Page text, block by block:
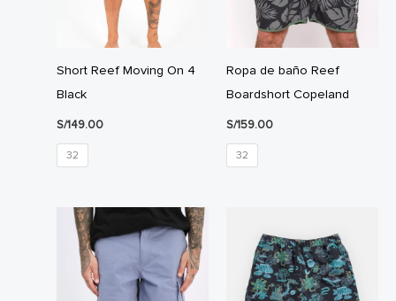
Short Reef Moving On 4
Black
S/149.00
32
Ropa de baño Reef
Boardshort Copeland
S/159.00
32